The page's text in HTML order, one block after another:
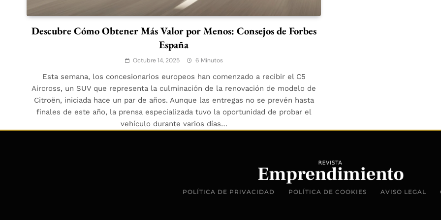
Descubre Cómo Obtener Más Valor por Menos: Consejos de Forbes
España
Octubre 14, 2025 6 Minutos
Esta semana, los concesionarios europeos han comenzado a recibir el C5
Aircross, un SUV que representa la culminación de la renovación de modelo de
Citroën, iniciada hace un par de años. Aunque las entregas no se prevén hasta
finales de este año, la prensa especializada tuvo la oportunidad de probar el
vehículo durante varios días…
POLÍTICA DE PRIVACIDAD POLÍTICA DE COOKIES AVISO LEGAL